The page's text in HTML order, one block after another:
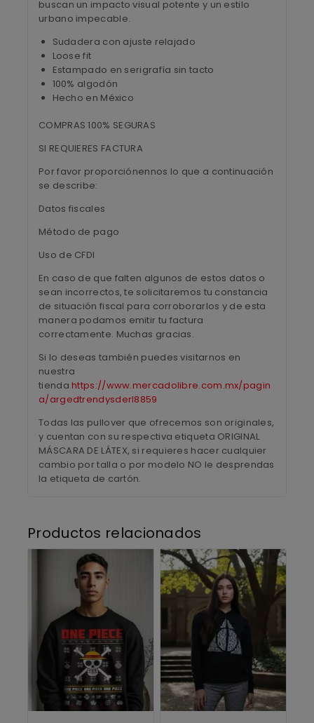
buscan un impacto visual potente y un estilo
urbano impecable.
Sudadera con ajuste relajado
Loose fit
Estampado en serigrafía sin tacto
100% algodón
Hecho en México
COMPRAS 100% SEGURAS
SI REQUIERES FACTURA
Por favor proporciónennos lo que a continuación
se describe:
Datos fiscales
Método de pago
Uso de CFDI
En caso de que falten algunos de estos datos o
sean incorrectos, te solicitaremos tu constancia
de situación fiscal para corroborarlos y de esta
manera podamos emitir tu factura
correctamente. Muchas gracias.
Si lo deseas también puedes visitarnos en
nuestra
tiendahttps://www.mercadolibre.com.mx/pagin
a/argedtrendysderl8859
Todas las pullover que ofrecemos son originales,
y cuentan con su respectiva etiqueta ORIGINAL
MÁSCARA DE LÁTEX, si requieres hacer cualquier
cambio por talla o por modelo NO le desprendas
la etiqueta de cartón.
Productos relacionados